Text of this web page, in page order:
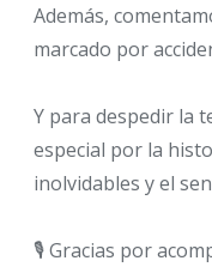
Además,
marcado por
Y para despedir la
especial por la
inolvidables y el
🎙️ Gracias por